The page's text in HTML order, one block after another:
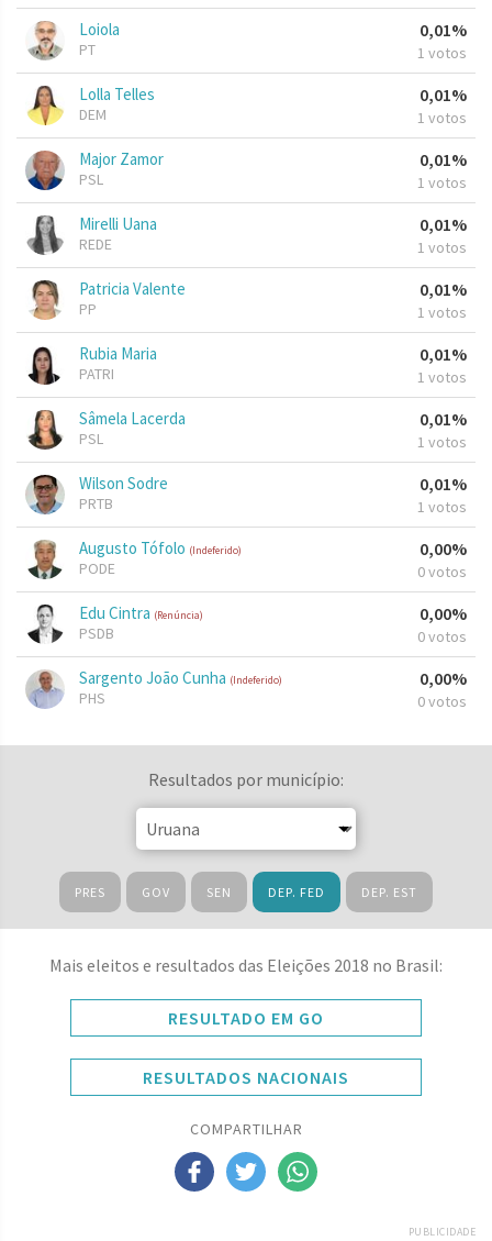
Loiola
PT
0,01%
1 votos
Lolla Telles
DEM
0,01%
1 votos
Major Zamor
PSL
0,01%
1 votos
Mirelli Uana
REDE
0,01%
1 votos
Patricia Valente
PP
0,01%
1 votos
Rubia Maria
PATRI
0,01%
1 votos
Sâmela Lacerda
PSL
0,01%
1 votos
Wilson Sodre
PRTB
0,01%
1 votos
Augusto Tófolo (Indeferido)
PODE
0,00%
0 votos
Edu Cintra (Renúncia)
PSDB
0,00%
0 votos
Sargento João Cunha (Indeferido)
PHS
0,00%
0 votos
Resultados por município:
PRES GOV SEN DEP. FED DEP. EST
Mais eleitos e resultados das Eleições 2018 no Brasil:
RESULTADO EM GO
RESULTADOS NACIONAIS
COMPARTILHAR
PUBLICIDADE